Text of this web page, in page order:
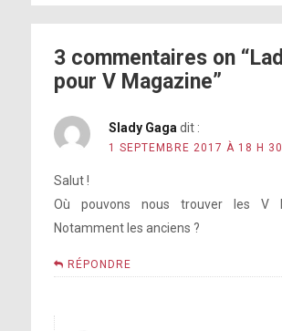
3 commentaires on
pour V Magazine”
Slady Gaga dit :
1 SEPTEMBRE 2017 À 18 H
Salut !
Où pouvons nous trouver les V
Notamment les anciens ?
RÉPONDRE